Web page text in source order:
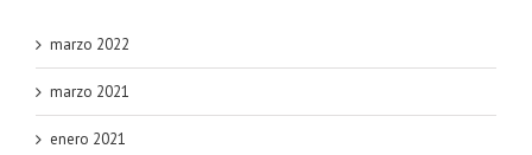
marzo 2022
marzo 2021
enero 2021